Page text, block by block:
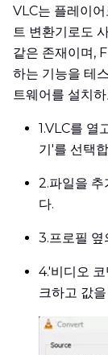
VLC는 플레이
트 변환기로도
같은 존재이며,
하는 기능을 테
트웨어를 설치
1.VLC를 열
기'를 선택
2.파일을 추
다.
3.프로필
4.'비디오
크하고 값